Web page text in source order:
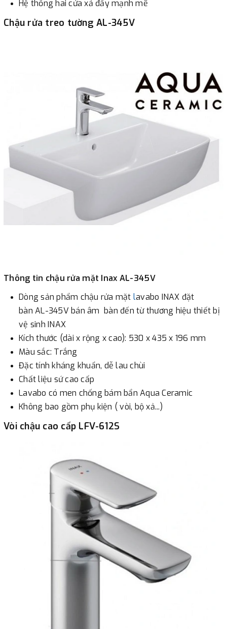
Hệ thống hai cửa xả đẩy mạnh mẽ
Chậu rửa treo tường AL-345V
Thông tin chậu rửa mặt Inax AL-345V
Dòng sản phẩm chậu rửa mặt lavabo INAX đặt
bàn AL-345V bán âm bàn đến từ thương hiệu thiết bị
vệ sinh INAX
Kích thước (dài x rộng x cao): 530 x 435 x 196 mm
Màu sắc: Trắng
Đặc tính kháng khuẩn, dễ lau chùi
Chất liệu sứ cao cấp
Lavabo có men chống bám bẩn Aqua Ceramic
Không bao gồm phụ kiện ( vòi, bộ xả...)
Vòi chậu cao cấp LFV-612S